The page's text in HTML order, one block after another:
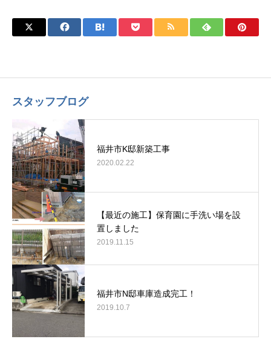
スタッフブログ
福井市K邸新築工事
2020.02.22
【最近の施工】保育園に手洗い場を設
置しました
2019.11.15
福井市N邸車庫造成完工！
2019.10.7